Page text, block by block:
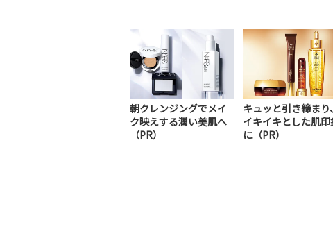
朝クレンジングでメイ
ク映えする潤い美肌へ
（PR）
キュッと引き締まり、
イキイキとした肌印
に（PR）